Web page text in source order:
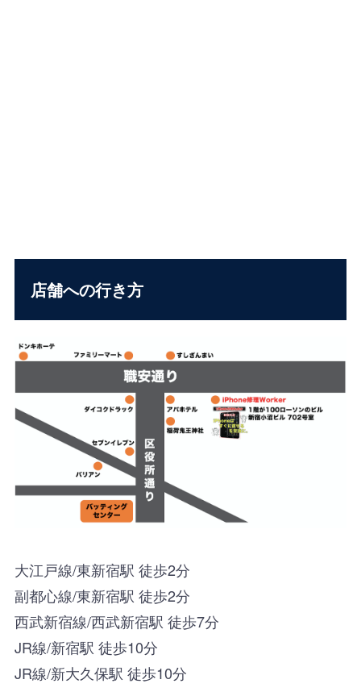
店舗への行き方
大江戸線/東新宿駅 徒歩2分
副都心線/東新宿駅 徒歩2分
西武新宿線/西武新宿駅 徒歩7分
JR線/新宿駅 徒歩10分
JR線/新大久保駅 徒歩10分